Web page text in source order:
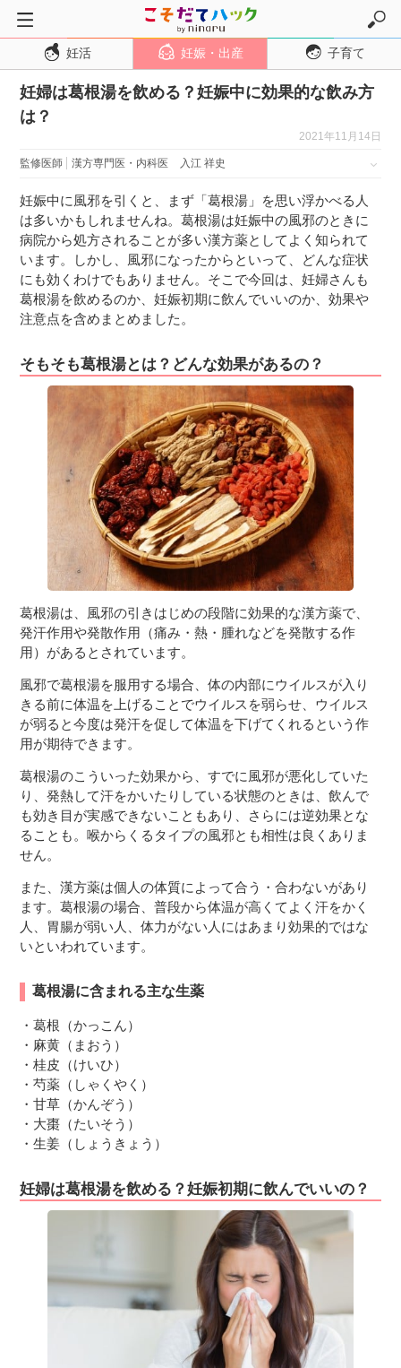
トップページ
妊活
妊娠・出産
妊娠中期
妊娠後期
出産
子育て・育児
１歳児
７〜１２歳児
妊活 妊娠・出産 子育て
妊婦は葛根湯を飲める？妊娠中に効果的な飲み方
は？
2021年11月14日
監修医師 漢方専門医・内科医 入江 祥史
妊娠中に風邪を引くと、まず「葛根湯」を思い浮かべる人
は多いかもしれませんね。葛根湯は妊娠中の風邪のときに
病院から処方されることが多い漢方薬としてよく知られて
います。しかし、風邪になったからといって、どんな症状
にも効くわけでもありません。そこで今回は、妊婦さんも
葛根湯を飲めるのか、妊娠初期に飲んでいいのか、効果や
注意点を含めまとめました。
そもそも葛根湯とは？どんな効果があるの？
葛根湯は、風邪の引きはじめの段階に効果的な漢方薬で、
発汗作用や発散作用（痛み・熱・腫れなどを発散する作
用）があるとされています。
風邪で葛根湯を服用する場合、体の内部にウイルスが入り
きる前に体温を上げることでウイルスを弱らせ、ウイルス
が弱ると今度は発汗を促して体温を下げてくれるという作
用が期待できます。
葛根湯のこういった効果から、すでに風邪が悪化していた
り、発熱して汗をかいたりしている状態のときは、飲んで
も効き目が実感できないこともあり、さらには逆効果とな
ることも。喉からくるタイプの風邪とも相性は良くありま
せん。
また、漢方薬は個人の体質によって合う・合わないがあり
ます。葛根湯の場合、普段から体温が高くてよく汗をかく
人、胃腸が弱い人、体力がない人にはあまり効果的ではな
いといわれています。
葛根湯に含まれる主な生薬
・葛根（かっこん）
・麻黄（まおう）
・桂皮（けいひ）
・芍薬（しゃくやく）
・甘草（かんぞう）
・大棗（たいそう）
・生姜（しょうきょう）
妊婦は葛根湯を飲める？妊娠初期に飲んでいいの？